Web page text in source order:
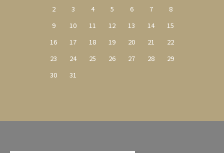
2
3 4 5 6 7
8
9
10 11 12 13 14
15
16
17 18 19 20 21
22
23
24 25 26 27 28
29
30
31